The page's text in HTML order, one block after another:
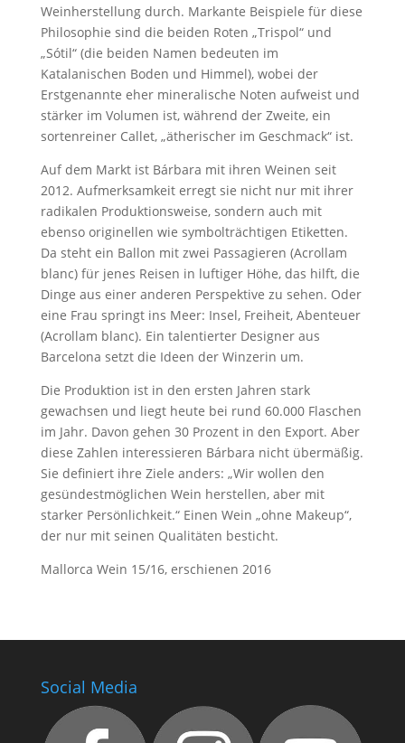
Weinherstellung durch. Markante Beispiele für diese
Philosophie sind die beiden Roten „Trispol“ und
„Sótil“ (die beiden Namen bedeuten im
Katalanischen Boden und Himmel), wobei der
Erstgenannte eher mineralische Noten aufweist und
stärker im Volumen ist, während der Zweite, ein
sortenreiner Callet, „ätherischer im Geschmack“ ist.
Auf dem Markt ist Bárbara mit ihren Weinen seit
2012. Aufmerksamkeit erregt sie nicht nur mit ihrer
radikalen Produktionsweise, sondern auch mit
ebenso originellen wie symbolträchtigen Etiketten.
Da steht ein Ballon mit zwei Passagieren (Acrollam
blanc) für jenes Reisen in luftiger Höhe, das hilft, die
Dinge aus einer anderen Perspektive zu sehen. Oder
eine Frau springt ins Meer: Insel, Freiheit, Abenteuer
(Acrollam blanc). Ein talentierter Designer aus
Barcelona setzt die Ideen der Winzerin um.
Die Produktion ist in den ersten Jahren stark
gewachsen und liegt heute bei rund 60.000 Flaschen
im Jahr. Davon gehen 30 Prozent in den Export. Aber
diese Zahlen interessieren Bárbara nicht übermäßig.
Sie definiert ihre Ziele anders: „Wir wollen den
gesündestmöglichen Wein herstellen, aber mit
starker Persönlichkeit.“ Einen Wein „ohne Makeup“,
der nur mit seinen Qualitäten besticht.
Mallorca Wein 15/16, erschienen 2016
Social Media